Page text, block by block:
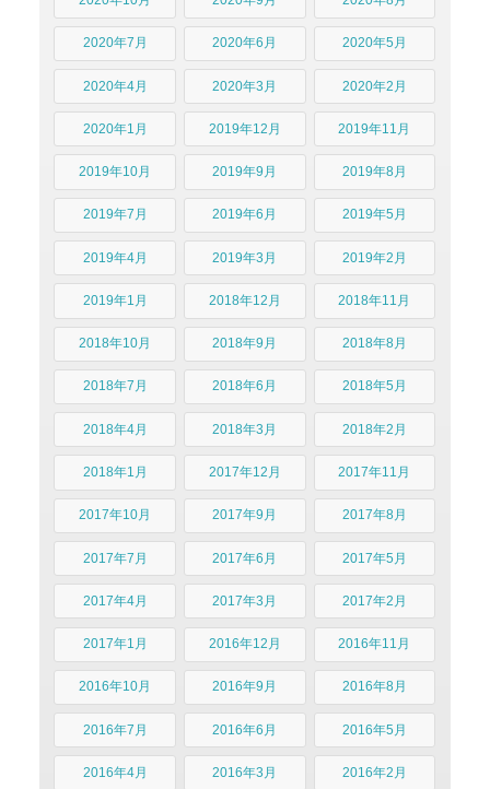
2020年7月 2020年6月 2020年5月
2020年4月 2020年3月 2020年2月
2020年1月 2019年12月 2019年11月
2019年10月 2019年9月 2019年8月
2019年7月 2019年6月 2019年5月
2019年4月 2019年3月 2019年2月
2019年1月 2018年12月 2018年11月
2018年10月 2018年9月 2018年8月
2018年7月 2018年6月 2018年5月
2018年4月 2018年3月 2018年2月
2018年1月 2017年12月 2017年11月
2017年10月 2017年9月 2017年8月
2017年7月 2017年6月 2017年5月
2017年4月 2017年3月 2017年2月
2017年1月 2016年12月 2016年11月
2016年10月 2016年9月 2016年8月
2016年7月 2016年6月 2016年5月
2016年4月 2016年3月 2016年2月